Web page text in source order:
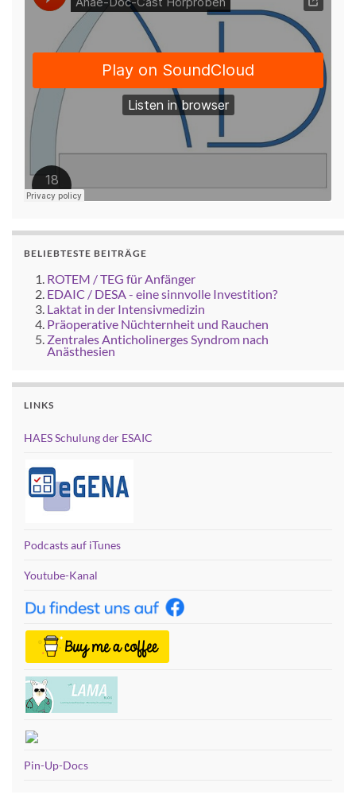
BELIEBTESTE BEITRÄGE
ROTEM / TEG für Anfänger
EDAIC / DESA - eine sinnvolle Investition?
Laktat in der Intensivmedizin
Präoperative Nüchternheit und Rauchen
Zentrales Anticholinerges Syndrom nach
Anästhesien
LINKS
HAES Schulung der ESAIC
Podcasts auf iTunes
Youtube-Kanal
Pin-Up-Docs